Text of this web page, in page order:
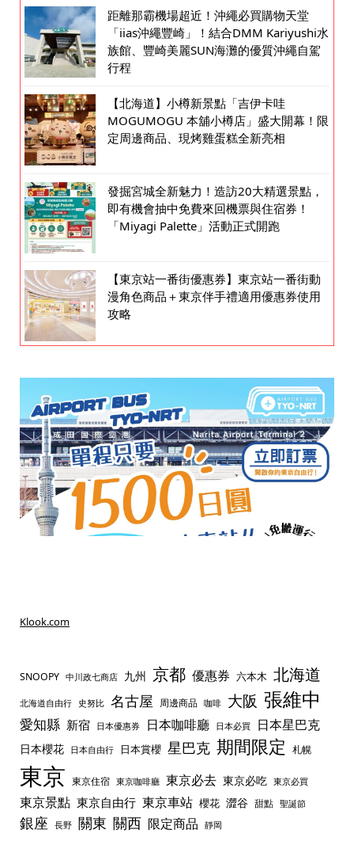
距離那霸機場超近！沖繩必買購物天堂
「iias沖繩豐崎」！結合DMM Kariyushi水
族館、豐崎美麗SUN海灘的優質沖繩自駕
行程
【北海道】小樽新景點「吉伊卡哇
MOGUMOGU 本舖小樽店」盛大開幕！限
定周邊商品、現烤雞蛋糕全新亮相
發掘宮城全新魅力！造訪20大精選景點，
即有機會抽中免費來回機票與住宿券！
「Miyagi Palette」活動正式開跑
【東京站一番街優惠券】東京站一番街動
漫角色商品＋東京伴手禮適用優惠券使用
攻略
Klook.com
SNOOPY 中川政七商店 九州 京都 優惠券 六本木 北海道
北海道自由行 史努比 名古屋 周邊商品 咖啡 大阪 張維中
愛知縣 新宿 日本優惠券 日本咖啡廳 日本必買 日本星巴克
日本櫻花 日本自由行 日本賞櫻 星巴克 期間限定 札幌
東京 東京住宿 東京咖啡廳 東京必去 東京必吃 東京必買
東京景點 東京自由行 東京車站 櫻花 澀谷 甜點 聖誕節
銀座 長野 關東 關西 限定商品 靜岡